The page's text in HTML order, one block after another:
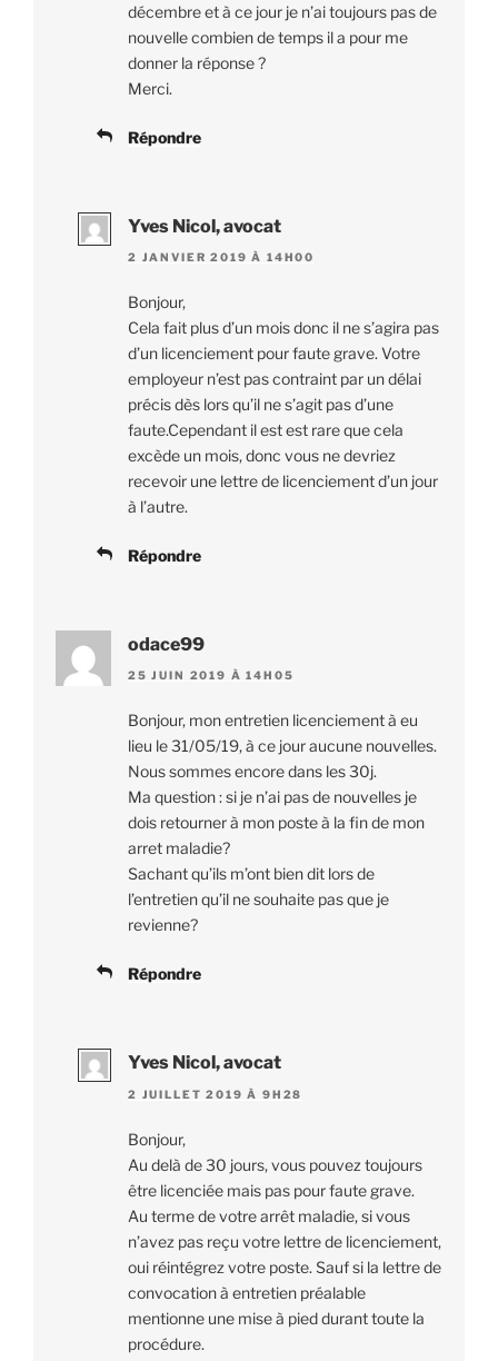
décembre et à ce jour je n’ai toujours pas de
nouvelle combien de temps il a pour me
donner la réponse ?
Merci.
Répondre
Yves Nicol, avocat
2 JANVIER 2019 À 14H00
Bonjour,
Cela fait plus d’un mois donc il ne s’agira pas
d’un licenciement pour faute grave. Votre
employeur n’est pas contraint par un délai
précis dès lors qu’il ne s’agit pas d’une
faute.Cependant il est est rare que cela
excède un mois, donc vous ne devriez
recevoir une lettre de licenciement d’un jour
à l’autre.
Répondre
odace99
25 JUIN 2019 À 14H05
Bonjour, mon entretien licenciement à eu
lieu le 31/05/19, à ce jour aucune nouvelles.
Nous sommes encore dans les 30j.
Ma question : si je n’ai pas de nouvelles je
dois retourner à mon poste à la fin de mon
arret maladie?
Sachant qu’ils m’ont bien dit lors de
l’entretien qu’il ne souhaite pas que je
revienne?
Répondre
Yves Nicol, avocat
2 JUILLET 2019 À 9H28
Bonjour,
Au delà de 30 jours, vous pouvez toujours
être licenciée mais pas pour faute grave.
Au terme de votre arrêt maladie, si vous
n’avez pas reçu votre lettre de licenciement,
oui réintégrez votre poste. Sauf si la lettre de
convocation à entretien préalable
mentionne une mise à pied durant toute la
procédure.